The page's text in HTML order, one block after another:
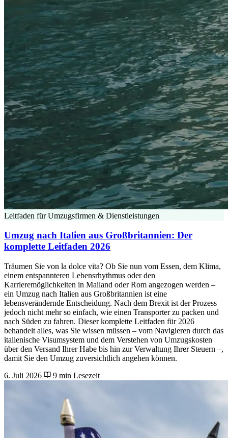
Leitfaden für Umzugsfirmen & Dienstleistungen
Umzug nach Italien aus Großbritannien: Der
komplette Leitfaden 2026
Träumen Sie von la dolce vita? Ob Sie nun vom Essen, dem Klima,
einem entspannteren Lebensrhythmus oder den
Karrieremöglichkeiten in Mailand oder Rom angezogen werden –
ein Umzug nach Italien aus Großbritannien ist eine
lebensverändernde Entscheidung. Nach dem Brexit ist der Prozess
jedoch nicht mehr so einfach, wie einen Transporter zu packen und
nach Süden zu fahren. Dieser komplette Leitfaden für 2026
behandelt alles, was Sie wissen müssen – vom Navigieren durch das
italienische Visumsystem und dem Verstehen von Umzugskosten
über den Versand Ihrer Habe bis hin zur Verwaltung Ihrer Steuern –,
damit Sie den Umzug zuversichtlich angehen können.
6. Juli 2026
9 min Lesezeit